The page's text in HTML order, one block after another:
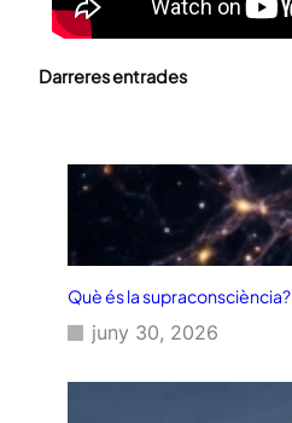
Darreres entrades
Què és la supraconsciència?
juny 30, 2026